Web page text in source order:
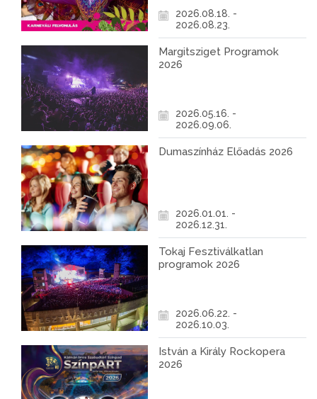
2026.08.18. -
2026.08.23.
Margitsziget Programok
2026
2026.05.16. -
2026.09.06.
Dumaszínház Előadás 2026
2026.01.01. -
2026.12.31.
Tokaj Fesztiválkatlan
programok 2026
2026.06.22. -
2026.10.03.
István a Király Rockopera
2026